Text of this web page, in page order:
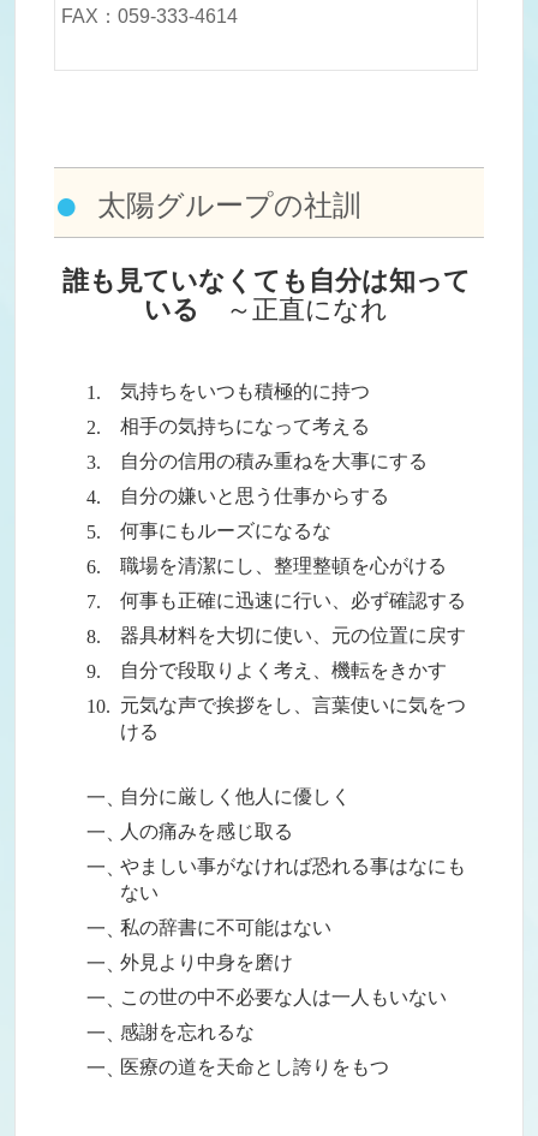
FAX：059-333-4614
太陽グループの社訓
誰も見ていなくても自分は知って
いる
～正直になれ
気持ちをいつも積極的に持つ
相手の気持ちになって考える
自分の信用の積み重ねを大事にする
自分の嫌いと思う仕事からする
何事にもルーズになるな
職場を清潔にし、整理整頓を心がける
何事も正確に迅速に行い、必ず確認する
器具材料を大切に使い、元の位置に戻す
自分で段取りよく考え、機転をきかす
元気な声で挨拶をし、言葉使いに気をつ
ける
自分に厳しく他人に優しく
人の痛みを感じ取る
やましい事がなければ恐れる事はなにも
ない
私の辞書に不可能はない
外見より中身を磨け
この世の中不必要な人は一人もいない
感謝を忘れるな
医療の道を天命とし誇りをもつ